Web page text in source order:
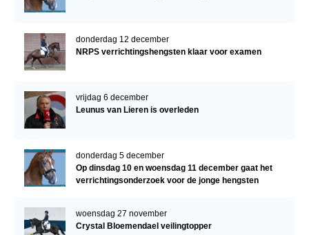
donderdag 12 december
NRPS verrichtingshengsten klaar voor examen
vrijdag 6 december
Leunus van Lieren is overleden
donderdag 5 december
Op dinsdag 10 en woensdag 11 december gaat het
verrichtingsonderzoek voor de jonge hengsten
woensdag 27 november
Crystal Bloemendael veilingtopper